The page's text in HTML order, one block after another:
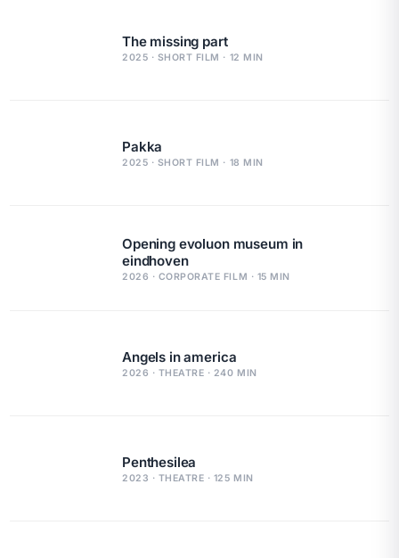
The missing part
2025 · SHORT FILM · 12 MIN
Pakka
2025 · SHORT FILM · 18 MIN
Opening evoluon museum in
eindhoven
2026 · CORPORATE FILM · 15 MIN
Angels in america
2026 · THEATRE · 240 MIN
Penthesilea
2023 · THEATRE · 125 MIN